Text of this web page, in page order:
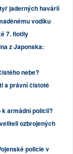
jaderných havárií
vodíku
7. flotily
z Japonska:
nebe?
a právní čistotě
k armádní policii?
ozbrojených
policie v